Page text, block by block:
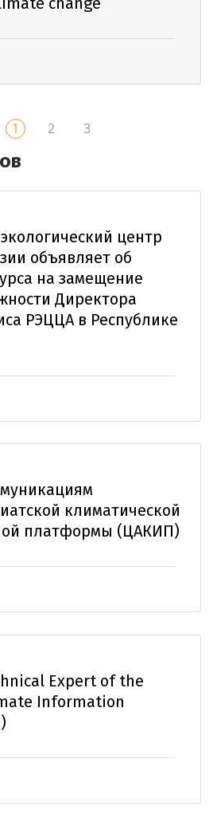
1 2 3
центр
объявляет об
на замещение
Директора
РЭЦЦА в Республике
климатической
платформы (ЦАКИП)
Expert of the
Information